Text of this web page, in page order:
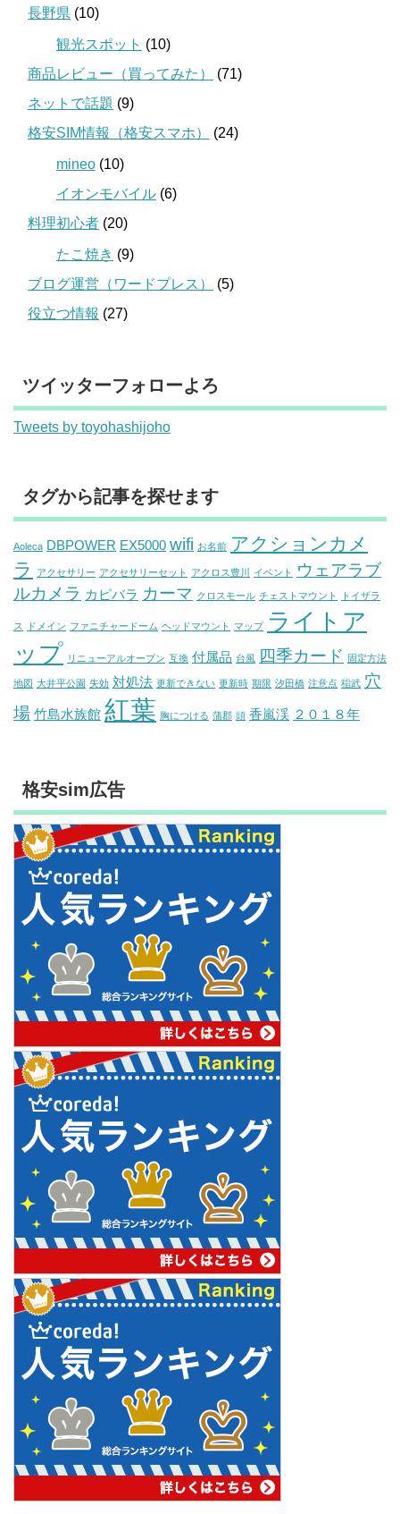
長野県 (10)
観光スポット (10)
商品レビュー（買ってみた）
(71)
ネットで話題 (9)
格安SIM情報（格安スマホ）
(24)
mineo (10)
イオンモバイル (6)
料理初心者 (20)
たこ焼き (9)
ブログ運営（ワードプレス）
(5)
役立つ情報 (27)
ツイッターフォローよろ
Tweets by toyohashijoho
タグから記事を探せます
Aoleca DBPOWER EX5000 wifi お名前 アクションカメ
ラ
アクセサリー アクセサリーセット アクロス豊川 イベント
ウェアラブ
ルカメラ カピバラ カーマ クロスモール チェストマウント トイザラ
ス ドメイン ファニチャードーム ヘッドマウント マップ ライトア
ップ リニューアルオープン 互換 付属品 台風 四季カード 固定方法
地図 大井平公園 失効 対処法 更新できない 更新時 期限 汐田橋 注意点 稲武 穴
場 竹島水族館 紅葉 胸につける 蒲郡 頭 香嵐渓 ２０１８年
格安sim広告